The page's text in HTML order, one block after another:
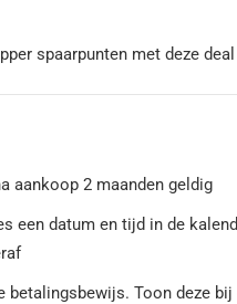
spaarpunten met deze deal
aankoop 2 maanden geldig
een datum en tijd in de
betalingsbewijs. Toon deze bij